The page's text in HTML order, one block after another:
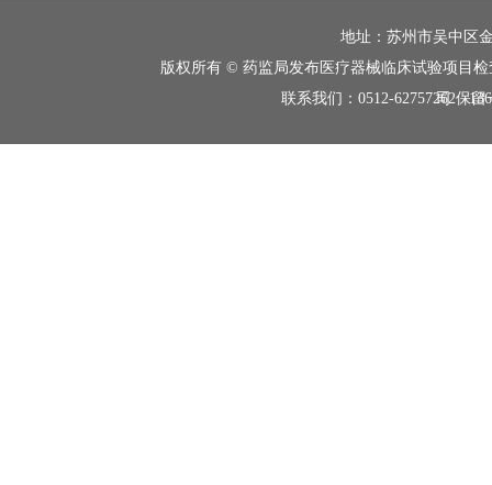
地址：苏州市吴中区
版权所有 © 药监局发布医疗器械临床试验项目
司 保留
联系我们： 0512-62757262